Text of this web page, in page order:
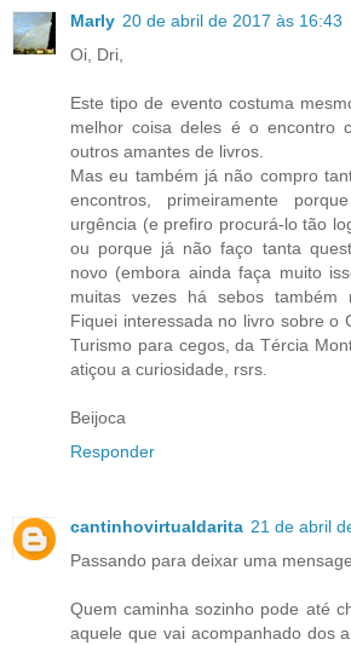
Marly 20 de abril de 2017 às 16:43
Oi, Dri,
Este tipo de evento costuma
melhor coisa deles é o encontro
outros amantes de livros.
Mas eu também já não compro
encontros, primeiramente
urgência (e prefiro procurá-lo tão
ou porque já não faço tanta
novo (embora ainda faça muito
muitas vezes há sebos também
Fiquei interessada no livro sobre o
Turismo para cegos, da Tércia
atiçou a curiosidade, rsrs.
Beijoca
Responder
cantinhovirtualdarita 21 de abril
Passando para deixar uma
Quem caminha sozinho pode até
aquele que vai acompanhado dos